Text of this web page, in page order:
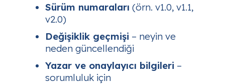
Sürüm numaraları (örn. v1.0, v1.1,
v2.0)
Değişiklik geçmişi – neyin ve
neden güncellendiği
Yazar ve onaylayıcı bilgileri –
sorumluluk için